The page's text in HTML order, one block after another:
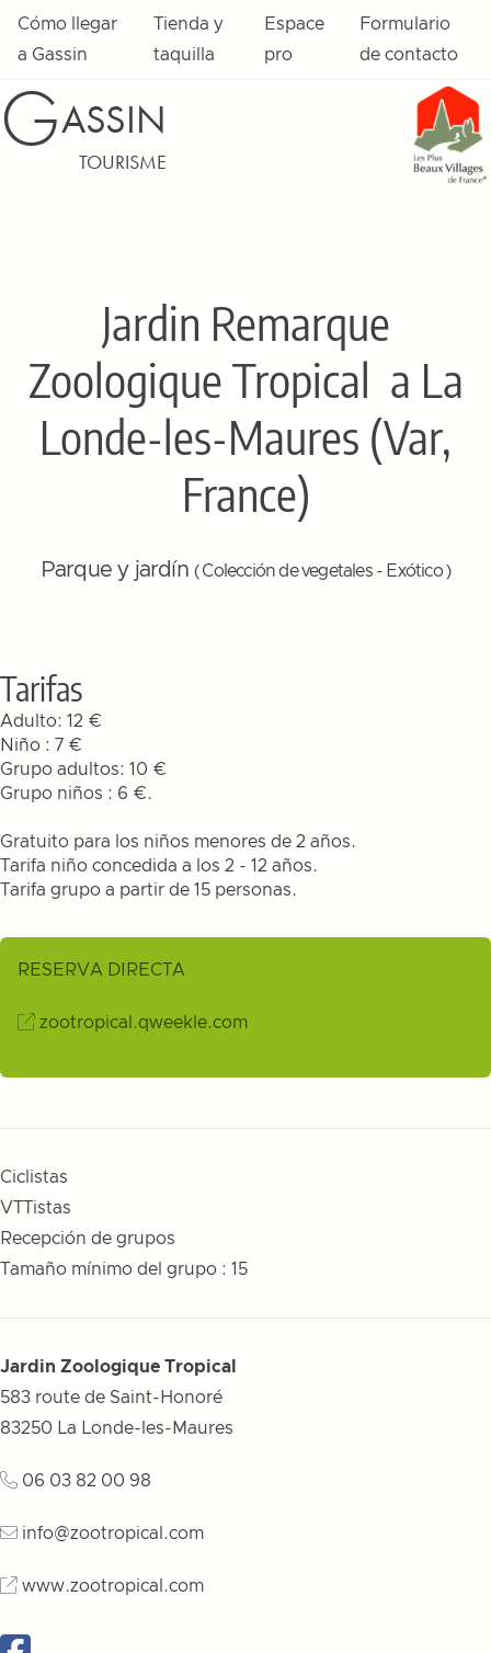
Cómo llegar
a Gassin
Tienda y
taquilla
Espace
pro
Formulario
de contacto
GASSIN
TOURISME
Jardin Remarque
Zoologique Tropical a La
Londe-les-Maures (Var,
France)
Parque y jardín ( Colección de vegetales - Exótico )
Tarifas
Adulto: 12 €
Niño : 7 €
Grupo adultos: 10 €
Grupo niños : 6 €.
Gratuito para los niños menores de 2 años.
Tarifa niño concedida a los 2 - 12 años.
Tarifa grupo a partir de 15 personas.
RESERVA DIRECTA
zootropical.qweekle.com
Ciclistas
VTTistas
Recepción de grupos
Tamaño mínimo del grupo : 15
Jardin Zoologique Tropical
583 route de Saint-Honoré
83250 La Londe-les-Maures
06 03 82 00 98
info@zootropical.com
www.zootropical.com